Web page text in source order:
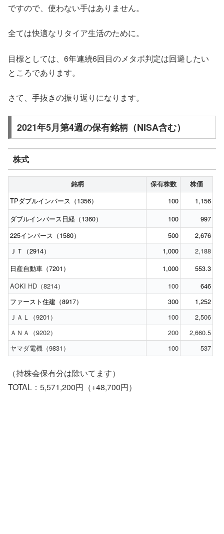
ですので、使わない手はありません。
全ては快適なリタイア生活のために。
目標としては、6年連続6回目のメタボ判定は回避したい
ところであります。
さて、手抜きの振り返りになります。
2021年5月第4週の保有銘柄（NISA含む）
株式
銘柄 保有株数 株価
TPダブルインバース（1356） 100
1,156
ダブルインバース日経（1360）
100
997
225インバース（1580）
500
2,676
ＪＴ（2914）
1,000
2,188
日産自動車（7201）
1,000
553.3
AOKI HD（8214）
100
646
ファースト住建（8917）
300
1,252
ＪＡＬ（9201）
100
2,506
ＡＮＡ（9202）
200
2,660.5
ヤマダ電機（9831）
100 537
（持株会保有分は除いてます）
TOTAL：5,571,200円（+48,700円）